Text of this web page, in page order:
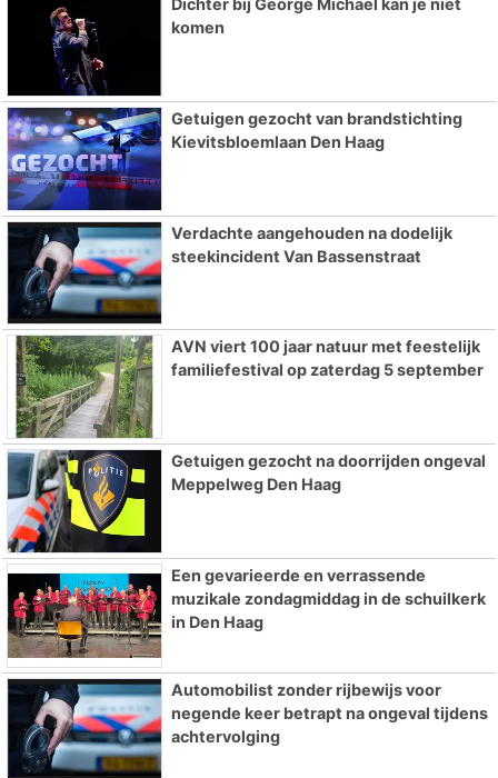
Dichter bij George Michael kan je niet
komen
Getuigen gezocht van brandstichting
Kievitsbloemlaan Den Haag
Verdachte aangehouden na dodelijk
steekincident Van Bassenstraat
AVN viert 100 jaar natuur met feestelijk
familiefestival op zaterdag 5 september
Getuigen gezocht na doorrijden ongeval
Meppelweg Den Haag
Een gevarieerde en verrassende
muzikale zondagmiddag in de schuilkerk
in Den Haag
Automobilist zonder rijbewijs voor
negende keer betrapt na ongeval tijdens
achtervolging